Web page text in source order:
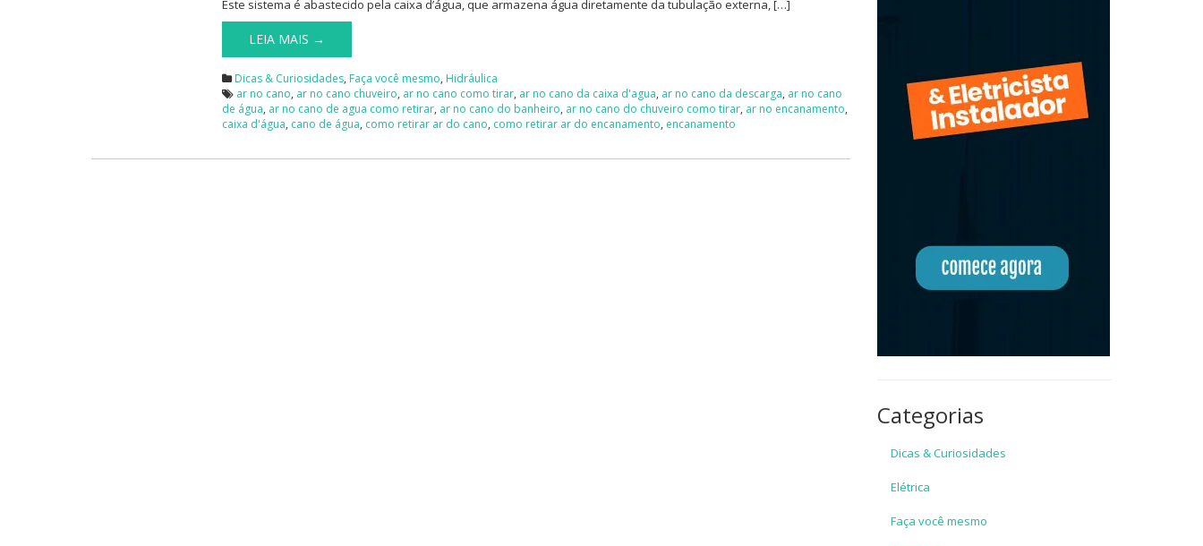
Este sistema é abastecido pela caixa d’água, que armazena água diretamente da tubulação externa, […]
LEIA MAIS →
Dicas & Curiosidades, Faça você mesmo, Hidráulica
ar no cano, ar no cano chuveiro, ar no cano como tirar, ar no cano da caixa d'agua, ar no cano da descarga, ar no cano
de água, ar no cano de agua como retirar, ar no cano do banheiro, ar no cano do chuveiro como tirar, ar no encanamento,
caixa d'água, cano de água, como retirar ar do cano, como retirar ar do encanamento, encanamento
Categorias
Dicas & Curiosidades
Elétrica
Faça você mesmo